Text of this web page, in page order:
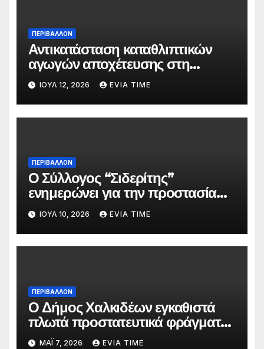
ΠΕΡΙΒΑΛΛΟΝ
Αντικατάσταση καταθλιπτικών
αγωγών αποχέτευσης στη
Χαλκίδα τον Αύγουστο
ΙΟΎΛ 12, 2026 EVIA TIME
ΠΕΡΙΒΑΛΛΟΝ
Ο Σύλλογος “Σιδερίτης”
ενημερώνει για την προστασία
προσωπικών δεδομένων
ΙΟΎΛ 10, 2026 EVIA TIME
ΠΕΡΙΒΑΛΛΟΝ
Ο Δήμος Χαλκιδέων εγκαθιστά
πλωτά προστατευτικά φράγματα
στις παραλίες του
ΜΆΙ 7, 2026 EVIA TIME